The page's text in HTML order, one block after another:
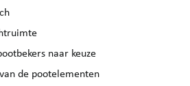
naar keuze
de pootelementen